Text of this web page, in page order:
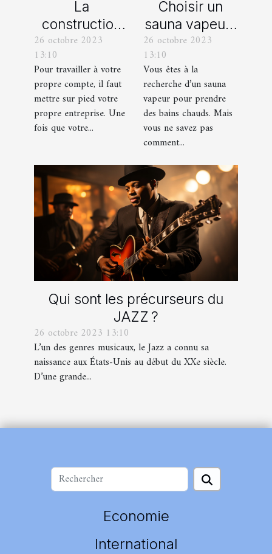
La
construction
d’une identité
d’entreprise :
que faut-il en
savoir ?
26 octobre 2023
13:10
Pour travailler à votre
propre compte, il faut
mettre sur pied votre
propre entreprise. Une
fois que votre...
Choisir un
sauna vapeur :
comment s’y
prendre ?
26 octobre 2023
13:10
Vous êtes à la
recherche d’un sauna
vapeur pour prendre
des bains chauds. Mais
vous ne savez pas
comment...
Qui sont les précurseurs du
JAZZ ?
26 octobre 2023 13:10
L’un des genres musicaux, le Jazz a connu sa
naissance aux États-Unis au début du XXe siècle.
D’une grande...
Economie
International